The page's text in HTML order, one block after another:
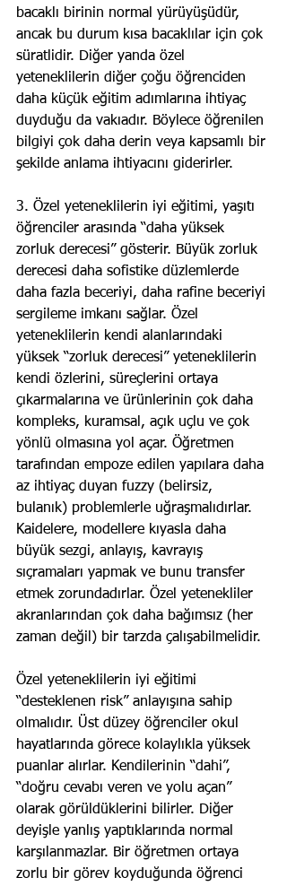
bacaklı birinin normal yürüyüşüdür,
ancak bu durum kısa bacaklılar için çok
süratlidir. Diğer yanda özel
yeteneklilerin diğer çoğu öğrenciden
daha küçük eğitim adımlarına ihtiyaç
duyduğu da vakıadır. Böylece öğrenilen
bilgiyi çok daha derin veya kapsamlı bir
şekilde anlama ihtiyacını giderirler.
3. Özel yeteneklilerin iyi eğitimi, yaşıtı
öğrenciler arasında “daha yüksek
zorluk derecesi” gösterir. Büyük zorluk
derecesi daha sofistike düzlemlerde
daha fazla beceriyi, daha rafine beceriyi
sergileme imkanı sağlar. Özel
yeteneklilerin kendi alanlarındaki
yüksek “zorluk derecesi” yeteneklilerin
kendi özlerini, süreçlerini ortaya
çıkarmalarına ve ürünlerinin çok daha
kompleks, kuramsal, açık uçlu ve çok
yönlü olmasına yol açar. Öğretmen
tarafından empoze edilen yapılara daha
az ihtiyaç duyan fuzzy (belirsiz,
bulanık) problemlerle uğraşmalıdırlar.
Kaidelere, modellere kıyasla daha
büyük sezgi, anlayış, kavrayış
sıçramaları yapmak ve bunu transfer
etmek zorundadırlar. Özel yetenekliler
akranlarından çok daha bağımsız (her
zaman değil) bir tarzda çalışabilmelidir.
Özel yeteneklilerin iyi eğitimi
“desteklenen risk” anlayışına sahip
olmalıdır. Üst düzey öğrenciler okul
hayatlarında görece kolaylıkla yüksek
puanlar alırlar. Kendilerinin “dahi”,
“doğru cevabı veren ve yolu açan”
olarak görüldüklerini bilirler. Diğer
deyişle yanlış yaptıklarında normal
karşılanmazlar. Bir öğretmen ortaya
zorlu bir görev koyduğunda öğrenci